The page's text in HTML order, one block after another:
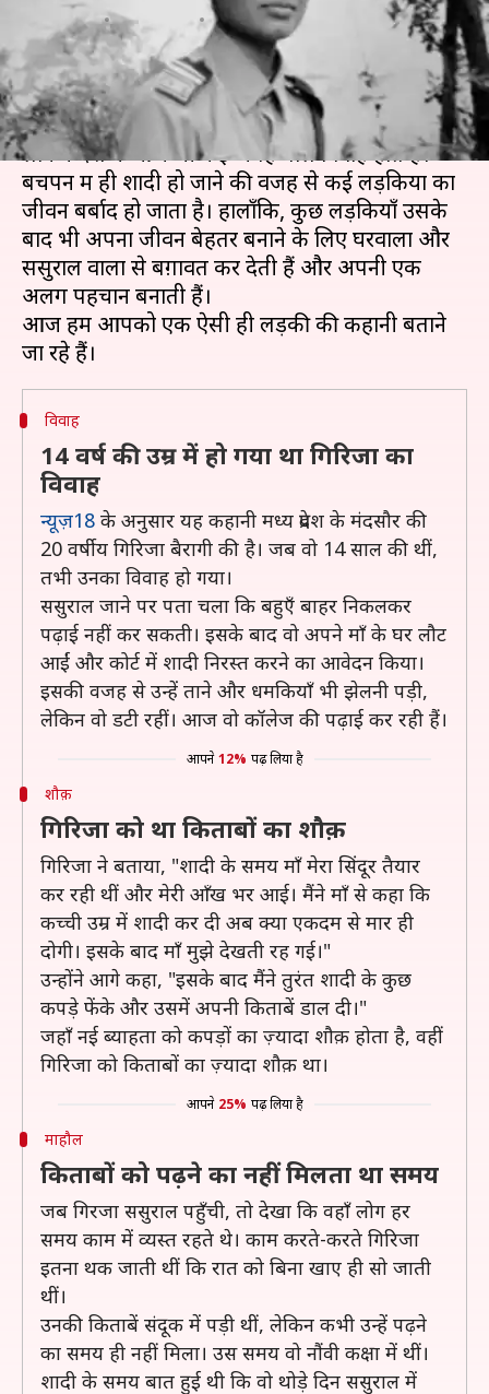
प्रदीप मौर्य Oct 30, 2019 03:13 pm
क्या है खबर?
आज भले ही बाल विवाह को अपराध माना जाता है,
लेकिन देश में आज भी कई जगह बाल विवाह होते हैं।
बचपन में ही शादी हो जाने की वजह से कई लड़कियों का
जीवन बर्बाद हो जाता है। हालाँकि, कुछ लड़कियाँ उसके
बाद भी अपना जीवन बेहतर बनाने के लिए घरवालों और
ससुराल वालों से बग़ावत कर देती हैं और अपनी एक
अलग पहचान बनाती हैं।
आज हम आपको एक ऐसी ही लड़की की कहानी बताने
विवाह
14 वर्ष की उम्र में हो गया था गिरिजा का
विवाह
न्यूज़18 के अनुसार यह कहानी मध्य प्रदेश के मंदसौर की
20 वर्षीय गिरिजा बैरागी की है। जब वो 14 साल की थीं,
तभी उनका विवाह हो गया।
ससुराल जाने पर पता चला कि बहुएँ बाहर निकलकर
पढ़ाई नहीं कर सकती। इसके बाद वो अपने माँ के घर लौट
आईं और कोर्ट में शादी निरस्त करने का आवेदन किया।
इसकी वजह से उन्हें ताने और धमकियाँ भी झेलनी पड़ी,
लेकिन वो डटी रहीं। आज वो कॉलेज की पढ़ाई कर रही हैं।
आपने 12% पढ़ लिया है
शौक़
गिरिजा को था किताबों का शौक़
गिरिजा ने बताया, "शादी के समय माँ मेरा सिंदूर तैयार
कर रही थीं और मेरी आँख भर आई। मैंने माँ से कहा कि
कच्ची उम्र में शादी कर दी अब क्या एकदम से मार ही
दोगी। इसके बाद माँ मुझे देखती रह गई।"
उन्होंने आगे कहा, "इसके बाद मैंने तुरंत शादी के कुछ
कपड़े फेंके और उसमें अपनी किताबें डाल दी।"
जहाँ नई ब्याहता को कपड़ों का ज़्यादा शौक़ होता है, वहीं
गिरिजा को किताबों का ज़्यादा शौक़ था।
आपने 25% पढ़ लिया है
माहौल
किताबों को पढ़ने का नहीं मिलता था समय
जब गिरजा ससुराल पहुँची, तो देखा कि वहाँ लोग हर
समय काम में व्यस्त रहते थे। काम करते-करते गिरिजा
इतना थक जाती थीं कि रात को बिना खाए ही सो जाती
थीं।
उनकी किताबें संदूक में पड़ी थीं, लेकिन कभी उन्हें पढ़ने
का समय ही नहीं मिला। उस समय वो नौंवी कक्षा में थीं।
शादी के समय बात हुई थी कि वो थोड़े दिन ससुराल में